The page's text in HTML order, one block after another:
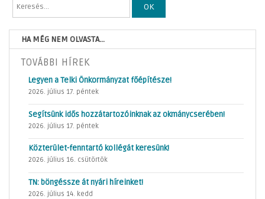
OK
HA MÉG NEM OLVASTA...
TOVÁBBI HÍREK
Legyen a Telki Önkormányzat főépítésze!
2026. július 17. péntek
Segítsünk idős hozzátartozóinknak az okmánycserében!
2026. július 17. péntek
Közterület-fenntartó kollégát keresünk!
2026. július 16. csütörtök
TN: böngéssze át nyári híreinket!
2026. július 14. kedd